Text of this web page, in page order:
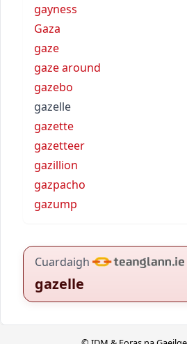
gayness
Gaza
gaze
gaze around
gazebo
gazelle
gazette
gazetteer
gazillion
gazpacho
gazump
Cuardaigh
gazelle